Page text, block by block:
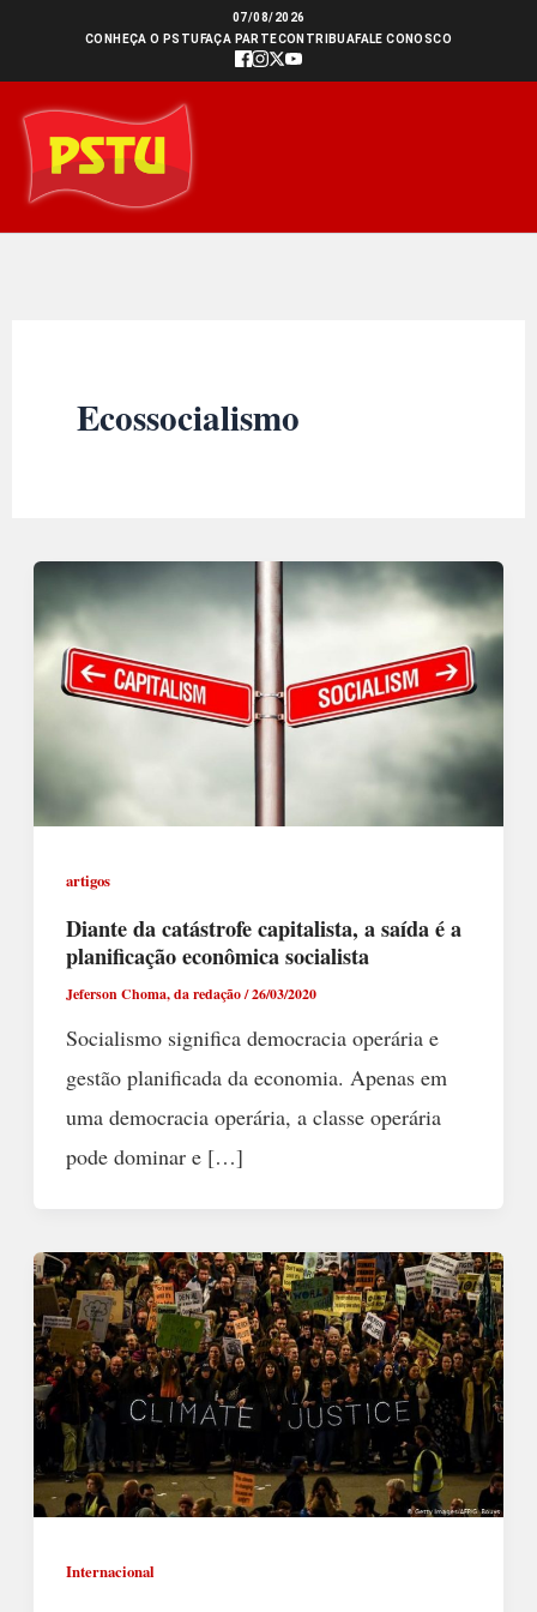
conteúdo
07/08/2026
CONHEÇA O PSTU FAÇA PARTECONTRIBUAFALE CONOSCO
Ecossocialismo
artigos
Diante da catástrofe capitalista, a saída é a
planificação econômica socialista
Jeferson Choma, da redação/26/03/2020
Socialismo significa democracia operária e
gestão planificada da economia. Apenas em
uma democracia operária, a classe operária
pode dominar e […]
Internacional